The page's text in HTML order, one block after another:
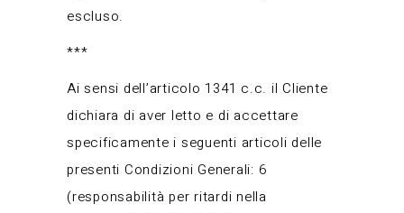
escluso.
***
Ai sensi dell’articolo 1341 c.c. il Cliente
dichiara di aver letto e di accettare
specificamente i seguenti articoli delle
presenti Condizioni Generali: 6
(responsabilità per ritardi nella